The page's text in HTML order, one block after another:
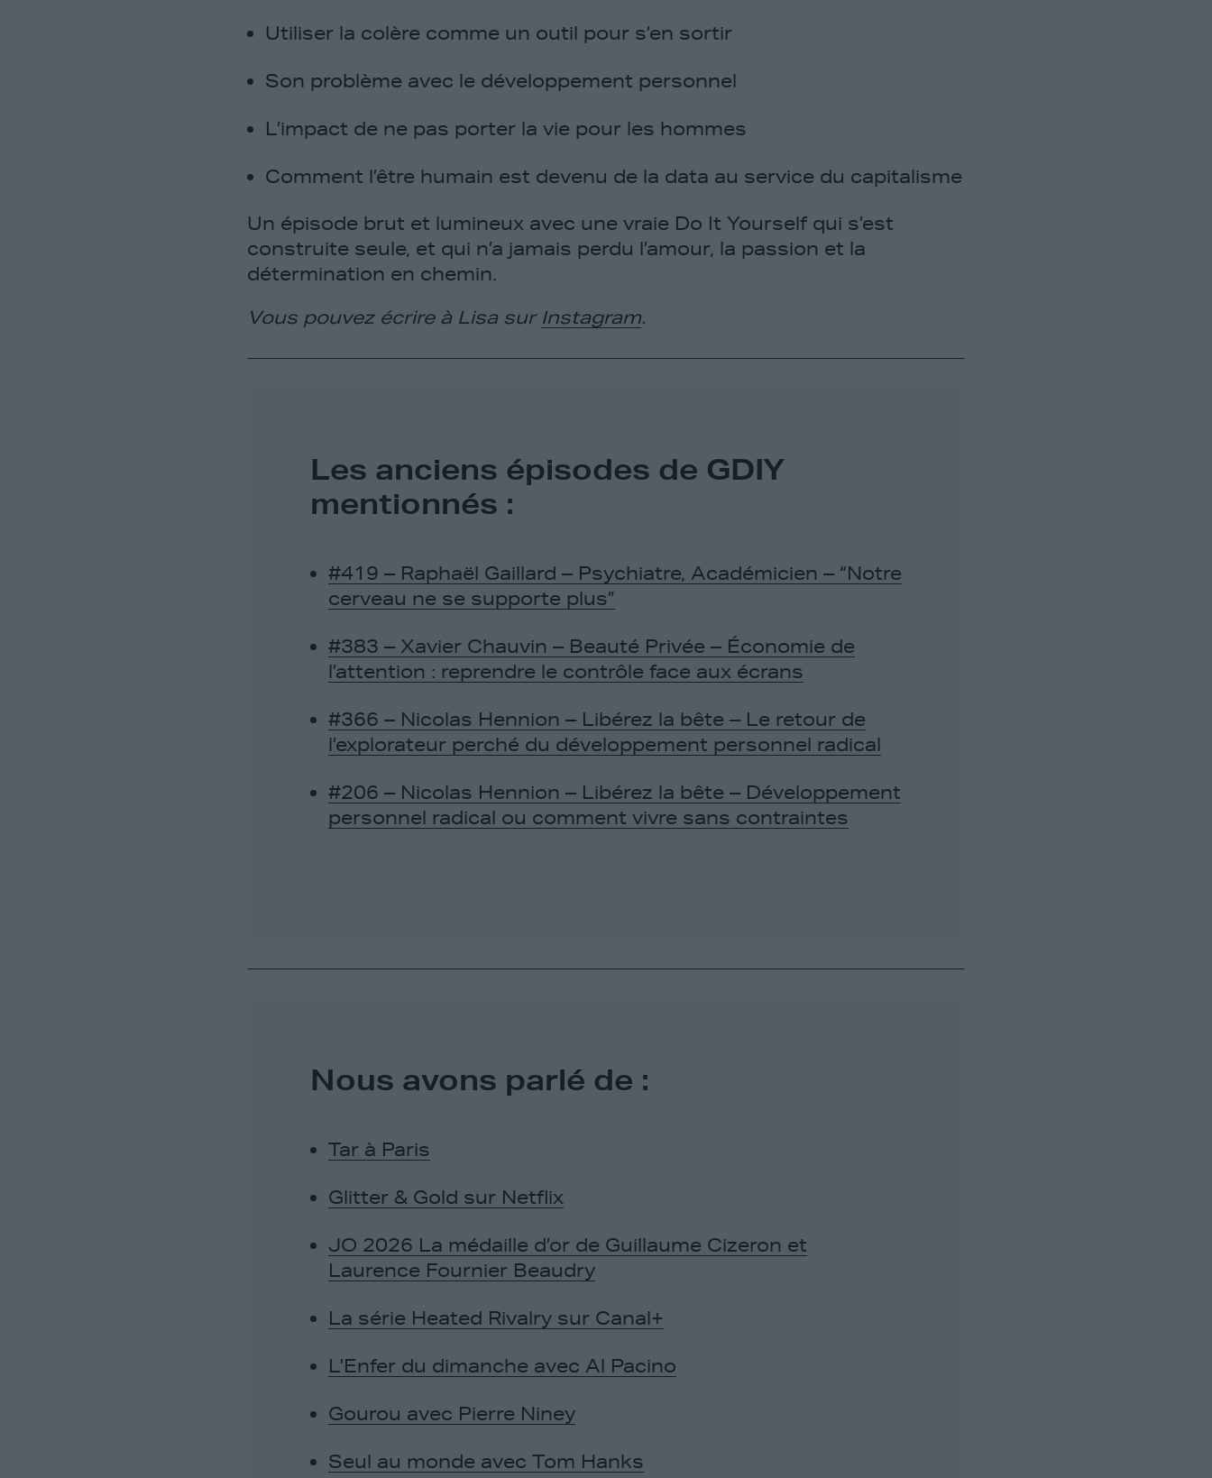
Utiliser la colère comme un outil pour s’en sortir
Son problème avec le développement personnel
L’impact de ne pas porter la vie pour les hommes
Comment l’être humain est devenu de la data au service du capitalisme
Un épisode brut et lumineux avec une vraie Do It Yourself qui s’est
construite seule, et qui n’a jamais perdu l’amour, la passion et la
détermination en chemin.
Vous pouvez écrire à Lisa sur Instagram.
Les anciens épisodes de GDIY
mentionnés :
#419 – Raphaël Gaillard – Psychiatre, Académicien – “Notre
cerveau ne se supporte plus”
#383 – Xavier Chauvin – Beauté Privée – Économie de
l’attention : reprendre le contrôle face aux écrans
#366 – Nicolas Hennion – Libérez la bête – Le retour de
l’explorateur perché du développement personnel radical
#206 – Nicolas Hennion – Libérez la bête – Développement
personnel radical ou comment vivre sans contraintes
Nous avons parlé de :
Tar à Paris
Glitter & Gold sur Netflix
JO 2026 La médaille d’or de Guillaume Cizeron et
Laurence Fournier Beaudry
La série Heated Rivalry sur Canal+
L’Enfer du dimanche avec Al Pacino
Gourou avec Pierre Niney
Seul au monde avec Tom Hanks